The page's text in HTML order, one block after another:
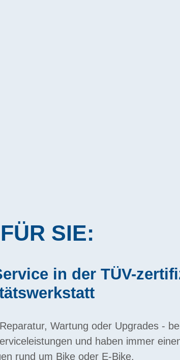
SIE:
in der TÜV-
Wartung oder Upgrades -
und haben immer
rund um Bike oder E-Bike.